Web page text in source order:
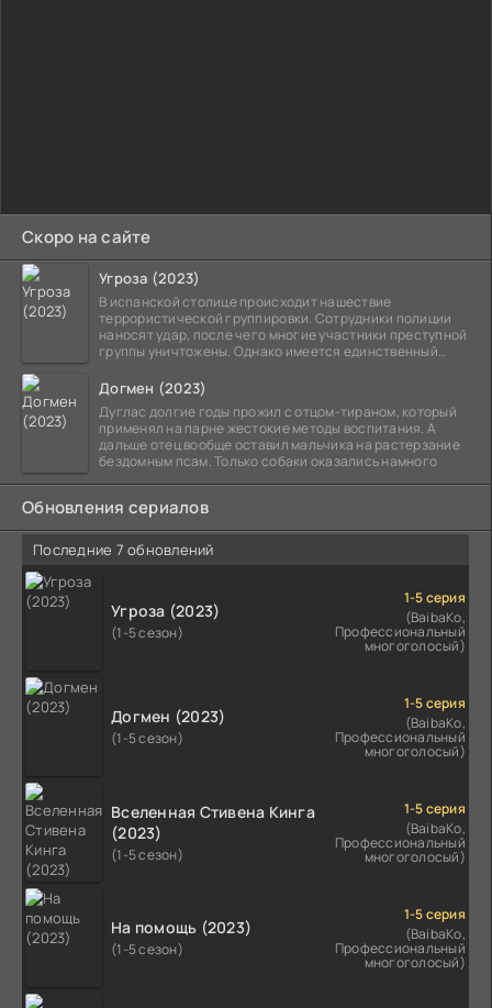
Скоро на сайте
Угроза (2023)
В испанской столице происходит нашествие
террористической группировки. Сотрудники полиции
наносят удар, после чего многие участники преступной
группы уничтожены. Однако имеется единственный
Догмен (2023)
Дуглас долгие годы прожил с отцом-тираном, который
применял на парне жестокие методы воспитания. А
дальше отец вообще оставил мальчика на растерзание
бездомным псам. Только собаки оказались намного
Обновления сериалов
Последние 7 обновлений
Угроза (2023)
(1-5 сезон)
1-5 серия
(BaibaKo,
Профессиональный
многоголосый)
Догмен (2023)
(1-5 сезон)
1-5 серия
(BaibaKo,
Профессиональный
многоголосый)
Вселенная Стивена Кинга
(2023)
(1-5 сезон)
1-5 серия
(BaibaKo,
Профессиональный
многоголосый)
На помощь (2023)
(1-5 сезон)
1-5 серия
(BaibaKo,
Профессиональный
многоголосый)